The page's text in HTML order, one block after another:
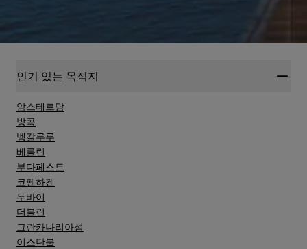
인기 있는 목적지
암스테르담
방콕
벵갈루루
베를린
부다페스트
코펜하겐
두바이
더블린
그란카나리아섬
이스탄불